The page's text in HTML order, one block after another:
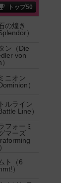
トップ50